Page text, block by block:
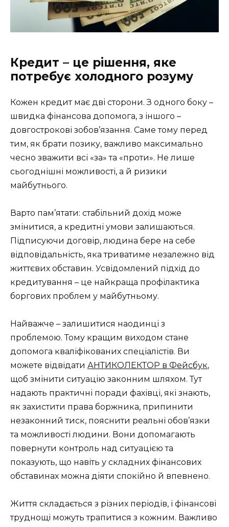
Кредит – це рішення, яке
потребує холодного розуму
Кожен кредит має дві сторони. З одного боку –
швидка фінансова допомога, з іншого –
довгострокові зобов’язання. Саме тому перед
тим, як брати позику, важливо максимально
чесно зважити всі «за» та «проти». Не лише
сьогоднішні можливості, а й ризики
майбутнього.
Варто пам’ятати: стабільний дохід може
змінитися, а кредитні умови залишаються.
Підписуючи договір, людина бере на себе
відповідальність, яка триватиме незалежно від
життєвих обставин. Усвідомлений підхід до
кредитування – це найкраща профілактика
боргових проблем у майбутньому.
Найважче – залишитися наодинці з
проблемою. Тому кращим виходом стане
допомога кваліфікованих спеціалістів. Ви
можете відвідати АНТИКОЛЕКТОР в Фейсбук,
щоб змінити ситуацію законним шляхом. Тут
надають практичні поради фахівці, які знають,
як захистити права боржника, припинити
незаконний тиск, пояснити реальні обов’язки
та можливості людини. Вони допомагають
повернути контроль над ситуацією та
показують, що навіть у складних фінансових
обставинах можна діяти спокійно й впевнено.
Життя складається з різних періодів, і фінансові
труднощі можуть трапитися з кожним. Важливо